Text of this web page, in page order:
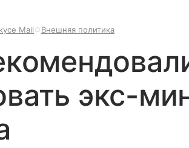
Mail Внешняя политика
экс-